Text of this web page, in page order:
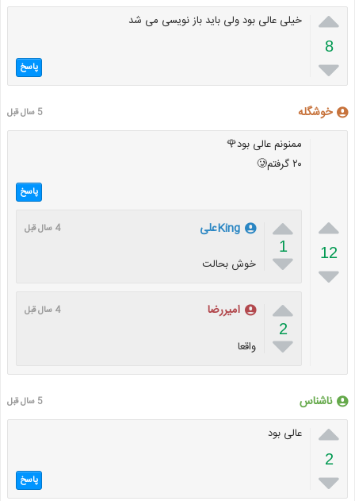

8

خیلی عالی بود ولی باید باز نویسی می شد
پاسخ
خوشگله 5 سال قبل

12

ممنونم عالی بود🌹
۲۰ گرفتم🥲
پاسخ

1

Kingعلی 4 سال قبل
خوش بحالت

2

امیررضا 4 سال قبل
واقعا
ناشناس 5 سال قبل

2

عالی بود
پاسخ